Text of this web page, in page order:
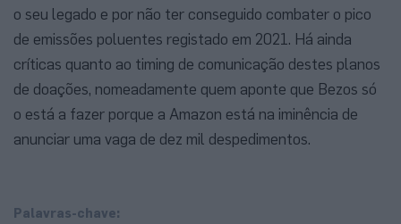
o seu legado e por não ter conseguido combater o pico
de emissões poluentes registado em 2021. Há ainda
críticas quanto ao timing de comunicação destes planos
de doações, nomeadamente quem aponte que Bezos só
o está a fazer porque a Amazon está na iminência de
anunciar uma vaga de dez mil despedimentos.
Palavras-chave: